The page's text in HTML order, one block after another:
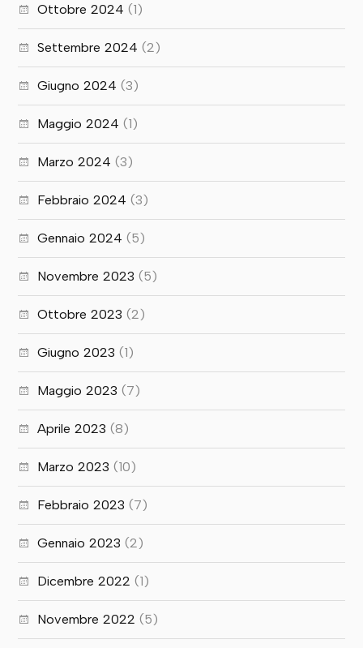
Ottobre 2024 (1)
Settembre 2024 (2)
Giugno 2024 (3)
Maggio 2024 (1)
Marzo 2024 (3)
Febbraio 2024 (3)
Gennaio 2024 (5)
Novembre 2023 (5)
Ottobre 2023 (2)
Giugno 2023 (1)
Maggio 2023 (7)
Aprile 2023 (8)
Marzo 2023 (10)
Febbraio 2023 (7)
Gennaio 2023 (2)
Dicembre 2022 (1)
Novembre 2022 (5)